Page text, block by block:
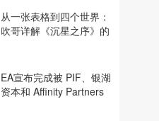
从一张表格到四个世界：
吹哥详解《沉星之序》的
EA宣布完成被 PIF、银湖
资本和 Affinity Partners